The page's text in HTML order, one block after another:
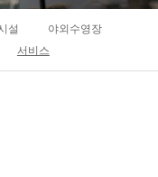
설
야외수영장
서비스